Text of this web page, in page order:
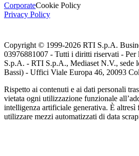
CorporateCookie Policy
Privacy Policy
Copyright © 1999-2026 RTI S.p.A.
03976881007 - Tutti i diritti riservati - Per
S.p.A. - RTI S.p.A., Mediaset N.V., sede
Bassi) - Uffici Viale Europa 46, 20093
Rispetto ai contenuti e ai dati personali
vietata ogni utilizzazione funzionale
intelligenza artificiale generativa. È altresì
utilizzare mezzi automatizzati di data